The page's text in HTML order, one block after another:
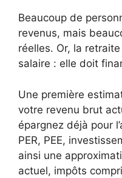
Beaucoup de
revenus, mais
réelles. Or, la
salaire : elle doit
Une première
votre revenu brut
épargnez déjà pour
PER, PEE,
ainsi une
actuel, impôts